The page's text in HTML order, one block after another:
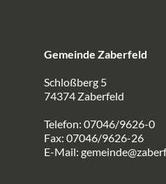
Gemeinde Zaberfeld
Schloßberg 5
74374 Zaberfeld
Telefon: 07046/9626-0
Fax: 07046/9626-26
E-Mail: